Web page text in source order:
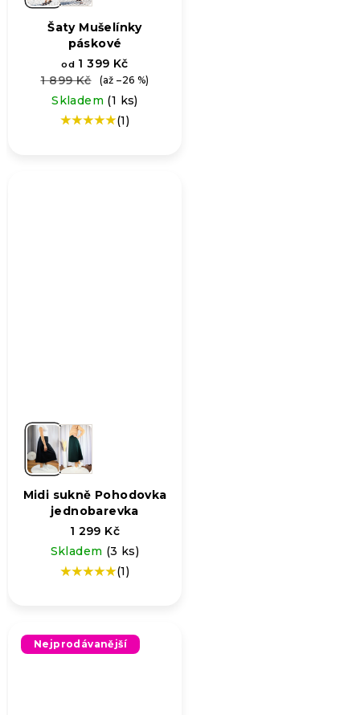
Šaty Mušelínky
páskové
od 1 399 Kč
1 899 Kč
(až –26 %)
Skladem (1 ks)
Průměrné(1)
Midi sukně Pohodovka
jednobarevka
1 299 Kč
Skladem (3 ks)
Průměrné
5,0
z
(1)
Nejprodávanější